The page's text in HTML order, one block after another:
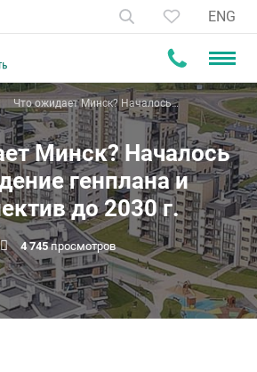
ENG
Что ожидает Минск? Началось
обсуждение генплана и
перспектив до 2030 г.
Минск? Началось
генплана и
до 2030 г.
4 745просмотров